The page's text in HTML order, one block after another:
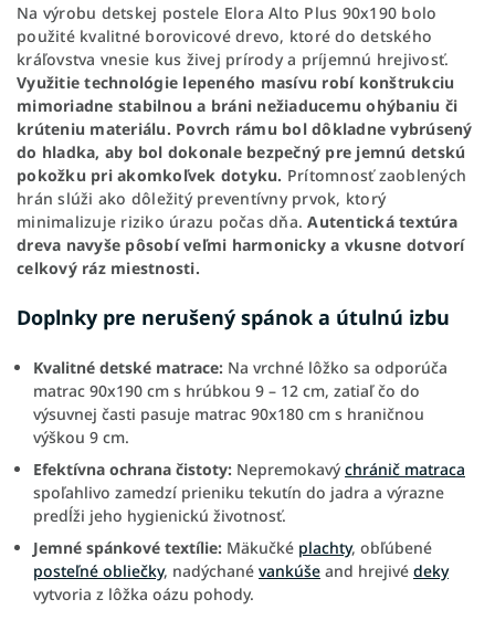
Na výrobu detskej postele Elora Alto Plus 90x190 bolo
použité kvalitné borovicové drevo, ktoré do detského
kráľovstva vnesie kus živej prírody a príjemnú hrejivosť.
Využitie technológie lepeného masívu robí konštrukciu
mimoriadne stabilnou a bráni nežiaducemu ohýbaniu či
krúteniu materiálu. Povrch rámu bol dôkladne vybrúsený
do hladka, aby bol dokonale bezpečný pre jemnú detskú
pokožku pri akomkoľvek dotyku. Prítomnosť zaoblených
hrán slúži ako dôležitý preventívny prvok, ktorý
minimalizuje riziko úrazu počas dňa.Autentická textúra
dreva navyše pôsobí veľmi harmonicky a vkusne dotvorí
celkový ráz miestnosti.
Doplnky pre nerušený spánok a útulnú izbu
Kvalitné detské matrace: Na vrchné lôžko sa odporúča
matrac 90x190 cm s hrúbkou 9 – 12 cm, zatiaľ čo do
výsuvnej časti pasuje matrac 90x180 cm s hraničnou
výškou 9 cm.
Efektívna ochrana čistoty: Nepremokavýchránič matraca
spoľahlivo zamedzí prieniku tekutín do jadra a výrazne
predĺži jeho hygienickú životnosť.
Jemné spánkové textílie: Mäkučké plachty, obľúbené
posteľné obliečky, nadýchané vankúše and hrejivé deky
vytvoria z lôžka oázu pohody.